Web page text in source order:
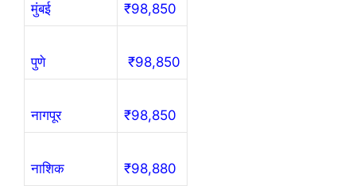
मुंबई ₹98,850
पुणे ₹98,850
नागपूर ₹98,850
नाशिक ₹98,880